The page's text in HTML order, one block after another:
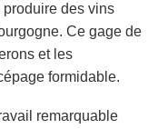
des vins
Ce gage de
et les
formidable.
remarquable